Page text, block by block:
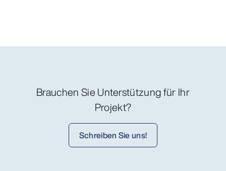
Brauchen Sie Unterstützung für Ihr
Projekt?
Schreiben Sie uns!